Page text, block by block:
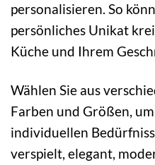
personalisieren. So
persönliches Unikat
Küche und Ihrem
Wählen Sie aus
Farben und Größen,
individuellen
verspielt, elegant,